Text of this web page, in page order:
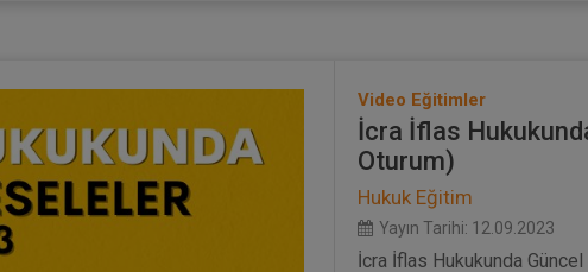
Video Eğitimler
İcra İflas
Oturum)
Hukuk Eğitim
Yayın Tarihi: 12.09.2023
İcra İflas Hukukunda